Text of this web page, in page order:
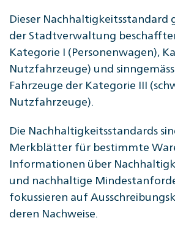
Dieser Nachhaltigkeitsstandard
der Stadtverwaltung
Kategorie I (Personenwagen),
Nutzfahrzeuge) und
Fahrzeuge der Kategorie III
Nutzfahrzeuge).
Die Nachhaltigkeitsstandards
Merkblätter für bestimmte
Informationen über
und nachhaltige
fokussieren auf
deren Nachweise.